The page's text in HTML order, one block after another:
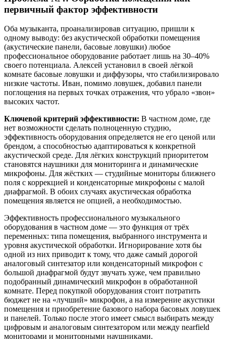
первичный фактор эффективности
Оба музыканта, проанализировав ситуацию, пришли к
одному выводу: без акустической обработки помещения
(акустические панели, басовые ловушки) любое
профессиональное оборудование работает лишь на 30–40%
своего потенциала. Алексей установил в своей лёгкой
комнате басовые ловушки и диффузоры, что стабилизировало
низкие частоты. Иван, помимо ловушек, добавил панели
поглощения на первых точках отражения, что убрало «звон»
высоких частот.
Ключевой критерий эффективности: В частном доме, где
нет возможности сделать полноценную студию,
эффективность оборудования определяется не его ценой или
брендом, а способностью адаптироваться к конкретной
акустической среде. Для лёгких конструкций приоритетом
становятся наушники для мониторинга и динамические
микрофоны. Для жёстких — студийные мониторы ближнего
поля с коррекцией и конденсаторные микрофоны с малой
диафрагмой. В обоих случаях акустическая обработка
помещения является не опцией, а необходимостью.
Эффективность профессионального музыкального
оборудования в частном доме — это функция от трёх
переменных: типа помещения, выбранного инструмента и
уровня акустической обработки. Игнорирование хотя бы
одной из них приводит к тому, что даже самый дорогой
аналоговый синтезатор или конденсаторный микрофон с
большой диафрагмой будут звучать хуже, чем правильно
подобранный динамический микрофон в обработанной
комнате. Перед покупкой оборудования стоит потратить
бюджет не на «лучший» микрофон, а на измерение акустики
помещения и приобретение базового набора басовых ловушек
и панелей. Только после этого имеет смысл выбирать между
цифровым и аналоговым синтезатором или между nearfield
мониторами и мониторными наушниками.